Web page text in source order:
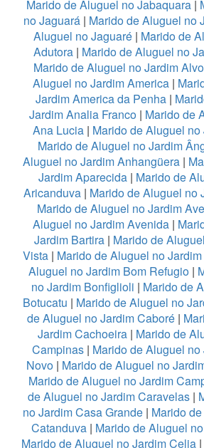
Marido de Aluguel no Jabaquara |
no Jaguará| Marido de Aluguel no
Aluguel no Jaguaré| Marido de
Adutora | Marido de Aluguel no
Marido de Aluguel no Jardim
Aluguel no Jardim America |
Jardim America da Penha |
Jardim Analia Franco| Marido de
Ana Lucia | Marido de Aluguel
Marido de Aluguel no Jardim
Aluguel no Jardim Anhangüera|
Jardim Aparecida| Marido de
Aricanduva| Marido de Aluguel no
Marido de Aluguel no Jardim
Aluguel no Jardim Avenida |
Jardim Bartira | Marido de
Vista| Marido de Aluguel no
Aluguel no Jardim Bom Refugio |
no Jardim Bonfiglioli | Marido de
Botucatu | Marido de Aluguel no
de Aluguel no Jardim Caboré |
Jardim Cachoeira | Marido de
Campinas| Marido de Aluguel
Novo| Marido de Aluguel no
Marido de Aluguel no Jardim
de Aluguel no Jardim Caravelas |
no Jardim Casa Grande| Marido
Catanduva| Marido de Aluguel
Marido de Aluguel no Jardim Celia |